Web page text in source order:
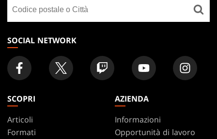
FOOTER
un
negozio
SOCIAL NETWORK
SCOPRI
Articoli
Formati
AZIENDA
Informazioni
Opportunità di lavoro